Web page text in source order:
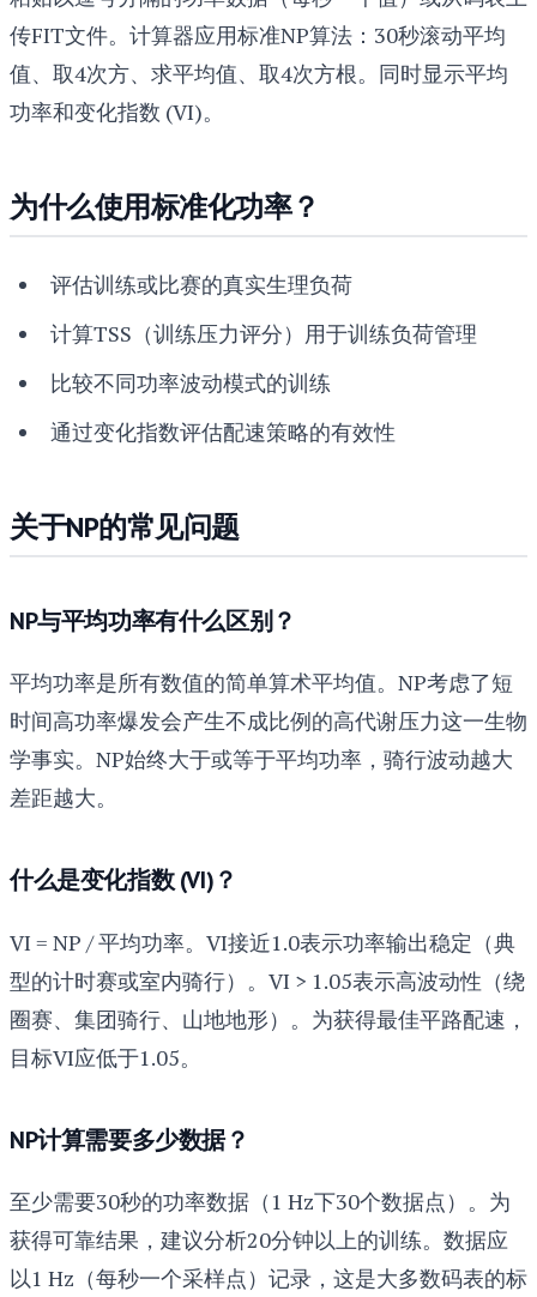
传FIT文件。计算器应用标准NP算法：30秒滚动平均
值、取4次方、求平均值、取4次方根。同时显示平均
功率和变化指数 (VI)。
为什么使用标准化功率？
评估训练或比赛的真实生理负荷
计算TSS（训练压力评分）用于训练负荷管理
比较不同功率波动模式的训练
通过变化指数评估配速策略的有效性
关于NP的常见问题
NP与平均功率有什么区别？
平均功率是所有数值的简单算术平均值。NP考虑了短
时间高功率爆发会产生不成比例的高代谢压力这一生物
学事实。NP始终大于或等于平均功率，骑行波动越大
差距越大。
什么是变化指数 (VI)？
VI = NP / 平均功率。VI接近1.0表示功率输出稳定（典
型的计时赛或室内骑行）。VI > 1.05表示高波动性（绕
圈赛、集团骑行、山地地形）。为获得最佳平路配速，
目标VI应低于1.05。
NP计算需要多少数据？
至少需要30秒的功率数据（1 Hz下30个数据点）。为
获得可靠结果，建议分析20分钟以上的训练。数据应
以1 Hz（每秒一个采样点）记录，这是大多数码表的标